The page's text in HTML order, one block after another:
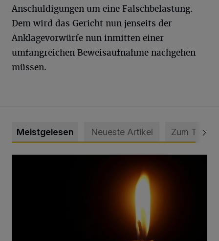
Anschuldigungen um eine Falschbelastung.
Dem wird das Gericht nun jenseits der
Anklagevorwürfe nun inmitten einer
umfangreichen Beweisaufnahme nachgehen
müssen.
Meistgelesen Neueste Artikel Zum Thema